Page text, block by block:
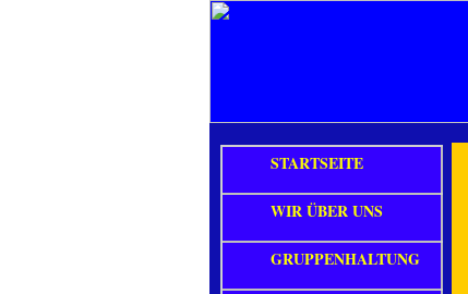
STARTSEITE
WIR ÜBER UNS
GRUPPENHALTUNG